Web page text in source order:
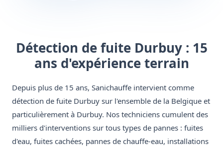
Détection de fuite Durbuy : 15
ans d'expérience terrain
Depuis plus de 15 ans, Sanichauffe intervient comme
détection de fuite Durbuy sur l'ensemble de la Belgique et
particulièrement à Durbuy. Nos techniciens cumulent des
milliers d'interventions sur tous types de pannes : fuites
d'eau, fuites cachées, pannes de chauffe-eau, installations